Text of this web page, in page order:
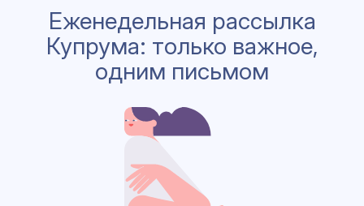
Еженедельная рассылка
Купрума: только важное,
одним письмом